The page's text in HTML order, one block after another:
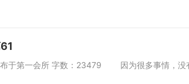
布于第一会所 字数：23479 因为很多事情，没